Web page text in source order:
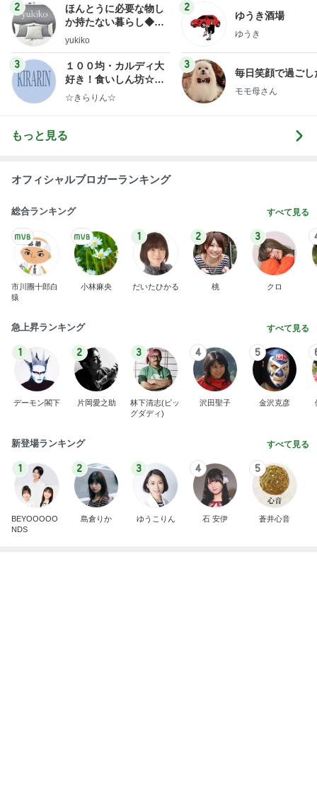
2
ほんとうに必要な物し
か持たない暮らし◆Ke
ep Life Simple◆〜イ
yukiko
3
１００均・カルディ大
好き！食いしん坊☆き
らりん☆のブログ
☆きらりん☆
2
ゆうき酒場
ゆうき
3
毎日笑顔で過ごし
モモ母さん
もっと見る
オフィシャルブロガーランキング
総合ランキング すべて見る
市川團十郎白
猿
小林麻央
1
だいたひかる
2
桃
3
クロ
急上昇ランキング すべて見る
1
デーモン閣下
2
片岡愛之助
3
林下清志(ビッ
グダディ)
4
沢田聖子
5
金沢克彦
新登場ランキング すべて見る
1
BEYOOOOO
NDS
2
島倉りか
3
ゆうこりん
4
石 安伊
5
蒼井心音